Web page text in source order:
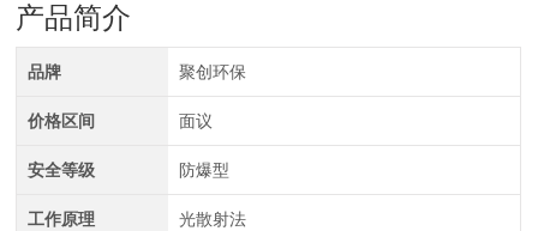
产品简介
品牌 聚创环保
价格区间 面议
安全等级 防爆型
工作原理 光散射法